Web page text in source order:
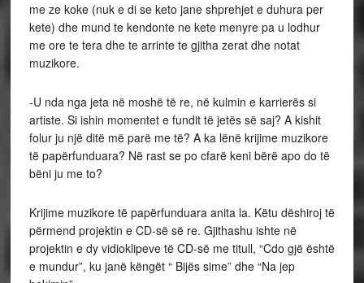
me ze koke (nuk e di se keto jane shprehjet e duhura per
kete) dhe mund te kendonte ne kete menyre pa u lodhur
me ore te tera dhe te arrinte te gjitha zerat dhe notat
muzikore.
-U nda nga jeta në moshë të re, në kulmin e karrierës si
artiste. Si ishin momentet e fundit të jetës së saj? A kishit
folur ju një ditë më parë me të? A ka lënë krijime muzikore
të papërfunduara? Në rast se po cfarë keni bërë apo do të
bëni ju me to?
Krijime muzikore të papërfunduara anita la. Këtu dëshiroj të
përmend projektin e CD-së së re. Gjithashu ishte në
projektin e dy vidioklipeve të CD-së me titull, “Cdo gjë është
e mundur”, ku janë këngët “ Bijës sime” dhe “Na jep